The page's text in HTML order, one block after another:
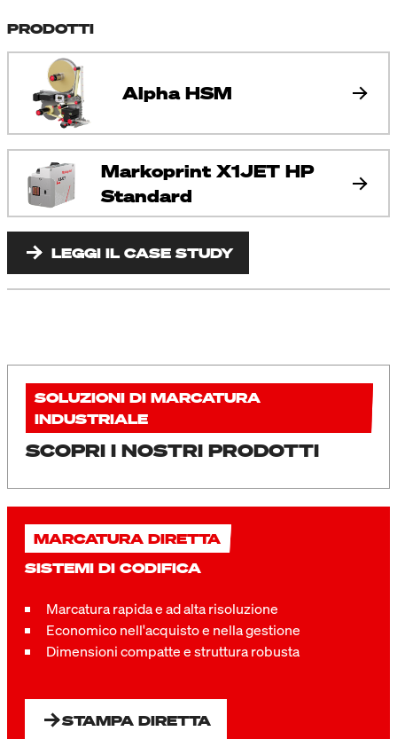
PRODOTTI
Alpha HSM
Markoprint X1JET HP
Standard
LEGGI IL CASE STUDY
SOLUZIONI DI MARCATURA
INDUSTRIALE
SCOPRI I NOSTRI PRODOTTI
MARCATURA DIRETTA
SISTEMI DI CODIFICA
Marcatura rapida e ad alta risoluzione
Economico nell'acquisto e nella gestione
Dimensioni compatte e struttura robusta
STAMPA DIRETTA